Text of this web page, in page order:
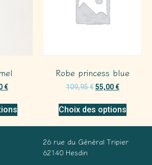
€
Robe princess blue
109,95€ 55,00€
Choix des options
26 rue du Général Tripier
62140 Hesdin